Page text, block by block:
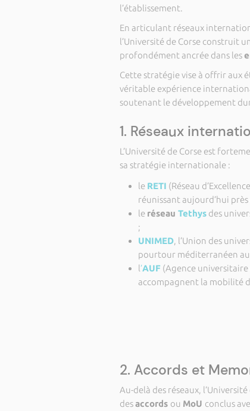
l’établissement.
En articulant réseaux
l’Université de Corse construit
profondément ancrée dans les
Cette stratégie vise à offrir aux
véritable expérience
soutenant le développement
1. Réseaux
L’Université de Corse est
sa stratégie internationale :
le RETI (Réseau
réunissant aujourd’hui
le réseau Tethys des
;
UNIMED, l’Union des
pourtour méditerranéen
l’AUF (Agence
accompagnent la mobilité
2. Accords et
Au-delà des réseaux,
desaccords ou MoU conclus